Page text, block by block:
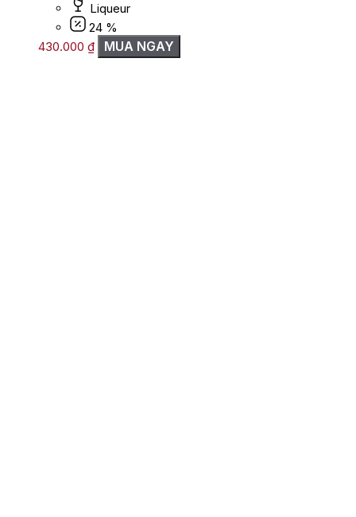
Liqueur
24 %
430.000 ₫ MUA NGAY